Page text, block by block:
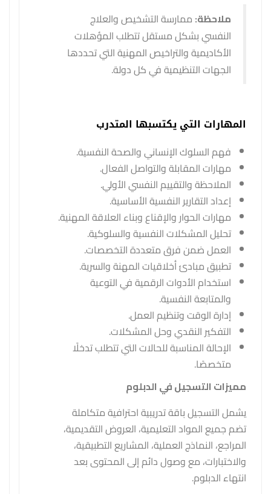
ملاحظة: ممارسة التشخيص والعلاج
النفسي بشكل مستقل تتطلب المؤهلات
الأكاديمية والتراخيص المهنية التي تحددها
الجهات التنظيمية في كل دولة.
المهارات التي يكتسبها المتدرب
فهم السلوك الإنساني والصحة النفسية.
مهارات المقابلة والتواصل الفعال.
الملاحظة والتقييم النفسي الأولي.
إعداد التقارير النفسية الأساسية.
مهارات الحوار والإقناع وبناء العلاقة المهنية.
تحليل المشكلات النفسية والسلوكية.
العمل ضمن فرق متعددة التخصصات.
تطبيق مبادئ أخلاقيات المهنة والسرية.
استخدام الأدوات الرقمية في التوعية
والمتابعة النفسية.
إدارة الوقت وتنظيم العمل.
التفكير النقدي وحل المشكلات.
الإحالة المناسبة للحالات التي تتطلب تدخلًا
متخصصًا.
مميزات التسجيل في الدبلوم
يشمل التسجيل باقة تدريبية احترافية متكاملة
تضم جميع المواد التعليمية، العروض التقديمية،
المراجع، النماذج العملية، المشاريع التطبيقية،
والاختبارات، مع وصول دائم إلى المحتوى بعد
انتهاء الدبلوم.